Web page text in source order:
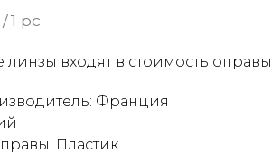
/1 pc
линзы входят в стоимость оправы
Франция
Пластик